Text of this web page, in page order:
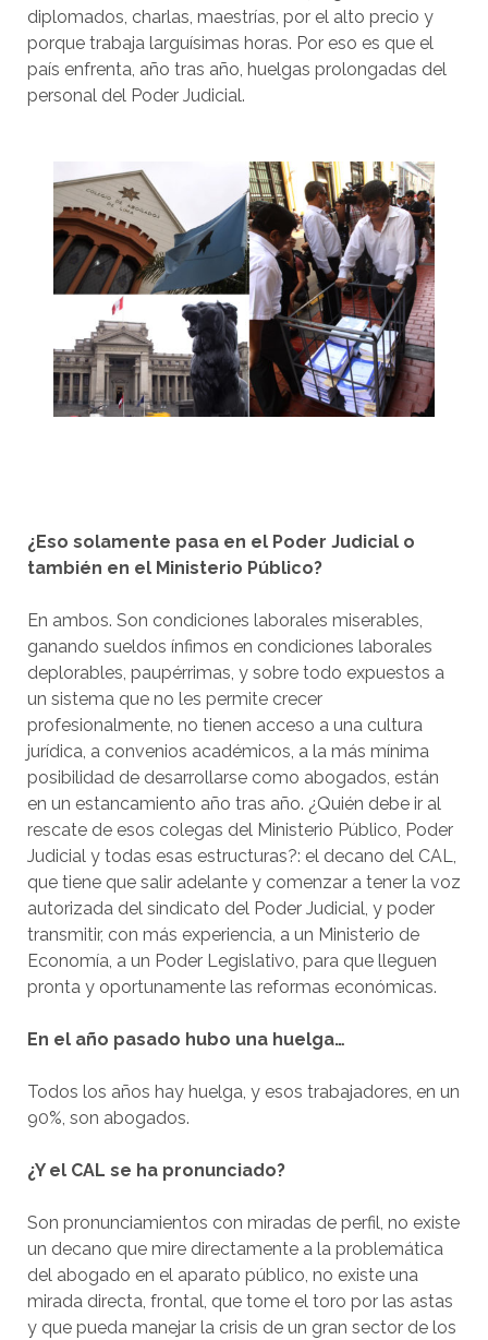
diplomados, charlas, maestrías, por el alto precio y
porque trabaja larguísimas horas. Por eso es que el
país enfrenta, año tras año, huelgas prolongadas del
personal del Poder Judicial.
¿Eso solamente pasa en el Poder Judicial o
también en el Ministerio Público?
En ambos. Son condiciones laborales miserables,
ganando sueldos ínfimos en condiciones laborales
deplorables, paupérrimas, y sobre todo expuestos a
un sistema que no les permite crecer
profesionalmente, no tienen acceso a una cultura
jurídica, a convenios académicos, a la más mínima
posibilidad de desarrollarse como abogados, están
en un estancamiento año tras año. ¿Quién debe ir al
rescate de esos colegas del Ministerio Público, Poder
Judicial y todas esas estructuras?: el decano del CAL,
que tiene que salir adelante y comenzar a tener la voz
autorizada del sindicato del Poder Judicial, y poder
transmitir, con más experiencia, a un Ministerio de
Economía, a un Poder Legislativo, para que lleguen
pronta y oportunamente las reformas económicas.
En el año pasado hubo una huelga…
Todos los años hay huelga, y esos trabajadores, en un
90%, son abogados.
¿Y el CAL se ha pronunciado?
Son pronunciamientos con miradas de perfil, no existe
un decano que mire directamente a la problemática
del abogado en el aparato público, no existe una
mirada directa, frontal, que tome el toro por las astas
y que pueda manejar la crisis de un gran sector de los